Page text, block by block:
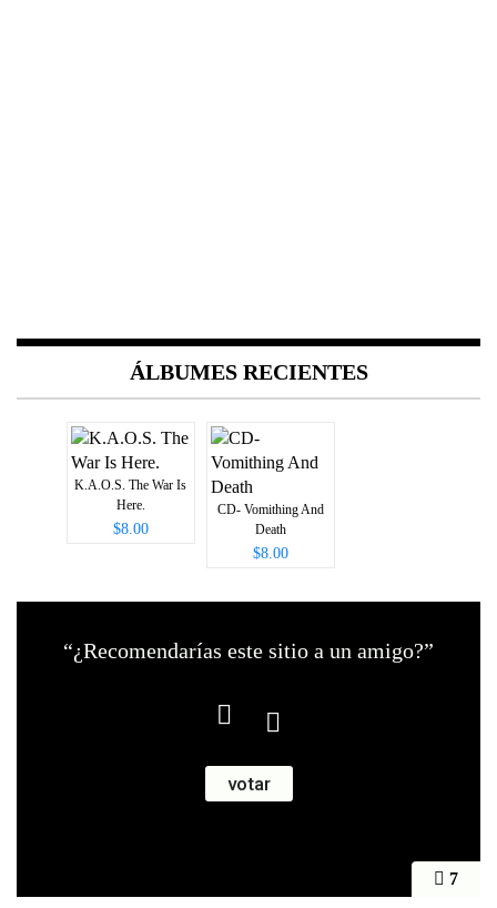
ÁLBUMES RECIENTES
K.A.O.S. The War Is
Here.
$8.00
CD- Vomithing And
Death
$8.00
7
“¿Recomendarías este sitio a un amigo?”